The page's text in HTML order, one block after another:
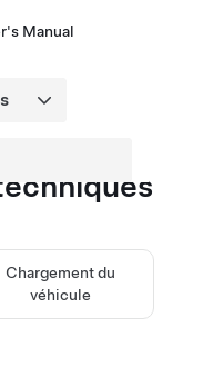
Manual
Chargement du
véhicule